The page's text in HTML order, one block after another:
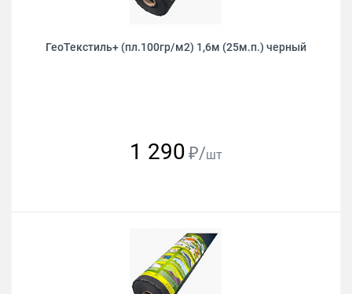
ГеоТекстиль+ (пл.100гр/м2) 1,6м (25м.п.) черный
1 290 ₽/шт